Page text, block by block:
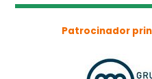
Patrocinador